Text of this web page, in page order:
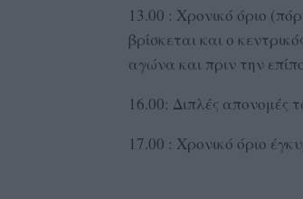
13.00 : Χρονικό όριο
βρίσκεται και ο
αγώνα και πριν την
16.00: Διπλές απονομές
17.00 : Χρονικό όριο